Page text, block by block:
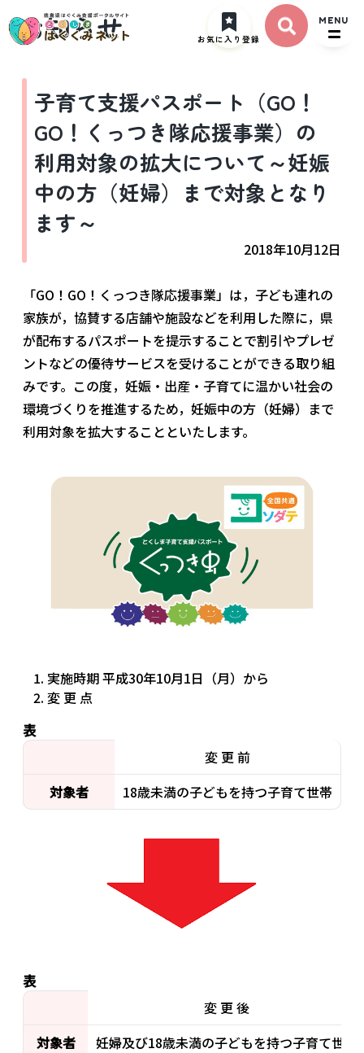
お気に入り登録
MENU
お知らせ
子育て支援パスポート（GO！
GO！くっつき隊応援事業）の
利用対象の拡大について～妊娠
中の方（妊婦）まで対象となり
ます～
2018年10月12日
「GO！GO！くっつき隊応援事業」は，子ども連れの
家族が，協賛する店舗や施設などを利用した際に，県
が配布するパスポートを提示することで割引やプレゼ
ントなどの優待サービスを受けることができる取り組
みです。この度，妊娠・出産・子育てに温かい社会の
環境づくりを推進するため，妊娠中の方（妊婦）まで
利用対象を拡大することといたします。
実施時期 平成30年10月1日（月）から
変 更 点
表
変 更 前
対象者
18歳未満の子どもを持つ子育て世帯
表
変 更 後
対象者
妊婦及び18歳未満の子どもを持つ子育て世帯